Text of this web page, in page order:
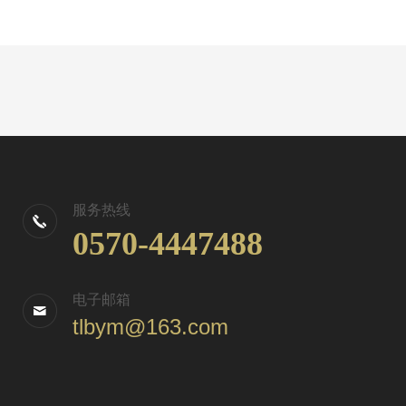
服务热线
0570-4447488
电子邮箱
tlbym@163.com